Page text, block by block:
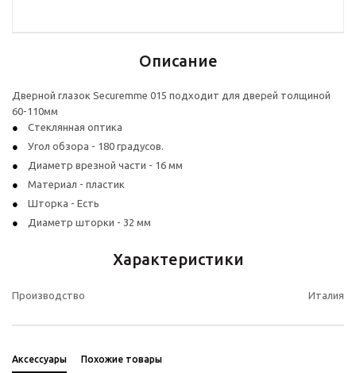
Описание
Дверной глазок Securemme 015 подходит для дверей толщиной
60-110мм
Стеклянная оптика
Угол обзора - 180 градусов.
Диаметр врезной части - 16 мм
Материал - пластик
Шторка - Есть
Диаметр шторки - 32 мм
Характеристики
Производство Италия
Аксессуары Похожие товары